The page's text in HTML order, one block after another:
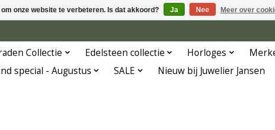
Collectie Edelsteen collectie Horloges
special - Augustus SALE Nieuw bij Juwelier Jansen
onze website te verbeteren. Is dat akkoord? Ja Nee Meer over